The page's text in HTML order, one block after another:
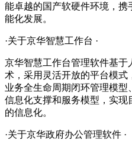
能卓越的国产软硬件环境，
能化发展。
·关于京华智慧工作台 ·
京华智慧工作台管理软件基
术，采用灵活开放的平台模
业务全生命周期闭环管理模
信息化支撑和服务模型，实
的信息化。
·关于京华政府办公管理软件 ·